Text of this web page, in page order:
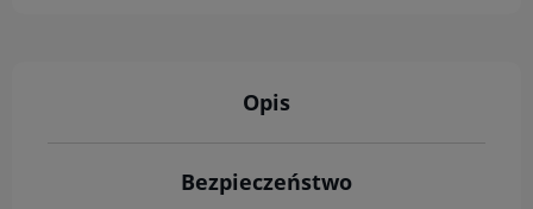
Opis
Bezpieczeństwo